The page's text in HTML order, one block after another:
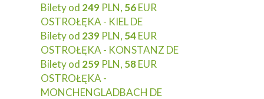
Bilety od 249 PLN, 56EUR
OSTROŁĘKA - KIEL DE
Bilety od 239 PLN, 54EUR
OSTROŁĘKA - KONSTANZ DE
Bilety od 259 PLN, 58EUR
OSTROŁĘKA -
MONCHENGLADBACH DE